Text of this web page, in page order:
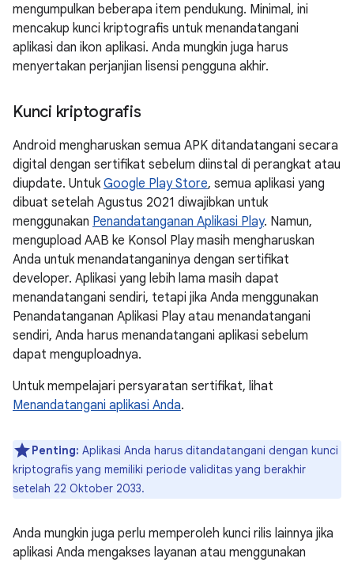
mengumpulkan beberapa item pendukung. Minimal, ini
mencakup kunci kriptografis untuk menandatangani
aplikasi dan ikon aplikasi. Anda mungkin juga harus
menyertakan perjanjian lisensi pengguna akhir.
Kunci kriptografis
Android mengharuskan semua APK ditandatangani secara
digital dengan sertifikat sebelum diinstal di perangkat atau
diupdate. Untuk Google Play Store, semua aplikasi yang
dibuat setelah Agustus 2021 diwajibkan untuk
menggunakan Penandatanganan Aplikasi Play. Namun,
mengupload AAB ke Konsol Play masih mengharuskan
Anda untuk menandatanganinya dengan sertifikat
developer. Aplikasi yang lebih lama masih dapat
menandatangani sendiri, tetapi jika Anda menggunakan
Penandatanganan Aplikasi Play atau menandatangani
sendiri, Anda harus menandatangani aplikasi sebelum
dapat menguploadnya.
Untuk mempelajari persyaratan sertifikat, lihat
Menandatangani aplikasi Anda.
Penting: Aplikasi Anda harus ditandatangani dengan kunci
kriptografis yang memiliki periode validitas yang berakhir
setelah 22 Oktober 2033.
Anda mungkin juga perlu memperoleh kunci rilis lainnya jika
aplikasi Anda mengakses layanan atau menggunakan